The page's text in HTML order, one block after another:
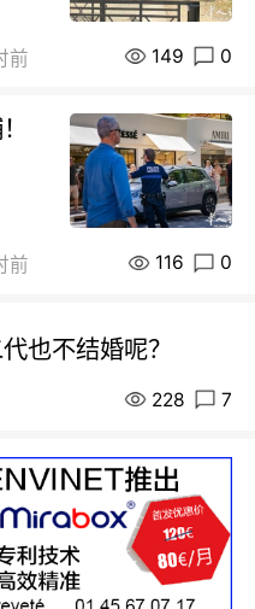
前 149 0
前 116 0
也不结婚呢？
228 7